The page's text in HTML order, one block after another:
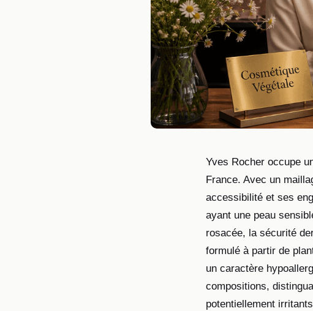
Yves Rocher occupe
France. Avec un
accessibilité et ses
ayant une peau
rosacée, la sécurité
formulé à partir de
un caractère
compositions,
potentiellement